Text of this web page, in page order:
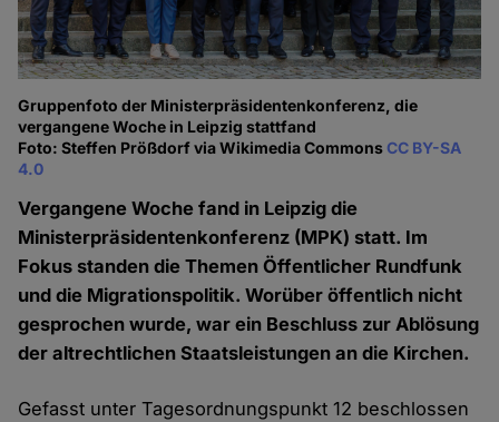
Gruppenfoto der Ministerpräsidentenkonferenz, die
vergangene Woche in Leipzig stattfand
Foto: Steffen Prößdorf via Wikimedia CommonsCC BY-SA
4.0
Vergangene Woche fand in Leipzig die
Ministerpräsidentenkonferenz (MPK) statt. Im
Fokus standen die Themen Öffentlicher Rundfunk
und die Migrationspolitik. Worüber öffentlich nicht
gesprochen wurde, war ein Beschluss zur Ablösung
der altrechtlichen Staatsleistungen an die Kirchen.
Gefasst unter Tagesordnungspunkt 12 beschlossen